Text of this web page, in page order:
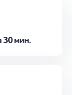
на
30 мин.